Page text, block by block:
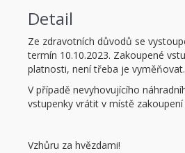
Detail
Ze zdravotních důvodů se
termín 10.10.2023. Zakoupené
platnosti, není třeba je vyměňovat.
V případě nevyhovujícího
vstupenky vrátit v místě
Vzhůru za hvězdami!